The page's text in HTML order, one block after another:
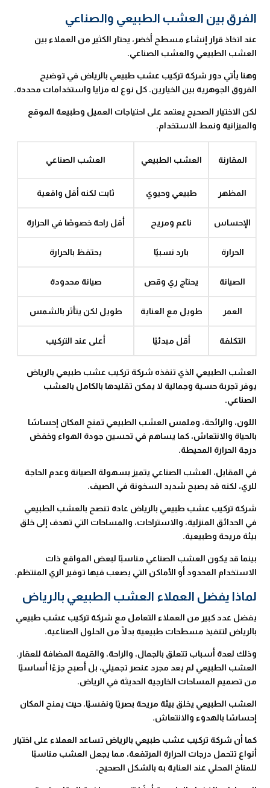
الفرق بين العشب الطبيعي والصناعي
عند اتخاذ قرار إنشاء مسطح أخضر، يحتار الكثير من العملاء بين
العشب الطبيعي والعشب الصناعي.
وهنا يأتي دور شركة تركيب عشب طبيعي بالرياض في توضيح
الفروق الجوهرية بين الخيارين. كل نوع له مزايا واستخدامات محددة.
لكن الاختيار الصحيح يعتمد على احتياجات العميل وطبيعة الموقع
والميزانية ونمط الاستخدام.
المقارنة العشب الطبيعي العشب الصناعي
المظهر طبيعي وحيوي ثابت لكنه أقل واقعية
الإحساس ناعم ومريح أقل راحة خصوصًا في الحرارة
الحرارة بارد نسبيًا يحتفظ بالحرارة
الصيانة يحتاج ري وقص صيانة محدودة
العمر طويل مع العناية طويل لكن يتأثر بالشمس
التكلفة أقل مبدئيًا أعلى عند التركيب
العشب الطبيعي الذي تنفذه شركة تركيب عشب طبيعي بالرياض
يوفر تجربة حسية وجمالية لا يمكن تقليدها بالكامل بالعشب
الصناعي.
اللون، والرائحة، وملمس العشب الطبيعي تمنح المكان إحساسًا
بالحياة والانتعاش، كما يساهم في تحسين جودة الهواء وخفض
درجة الحرارة المحيطة.
في المقابل، العشب الصناعي يتميز بسهولة الصيانة وعدم الحاجة
للري، لكنه قد يصبح شديد السخونة في الصيف.
شركة تركيب عشب طبيعي بالرياض عادة تنصح بالعشب الطبيعي
في الحدائق المنزلية، والاستراحات، والمساحات التي تهدف إلى خلق
بيئة مريحة وطبيعية.
بينما قد يكون العشب الصناعي مناسبًا لبعض المواقع ذات
الاستخدام المحدود أو الأماكن التي يصعب فيها توفير الري المنتظم.
لماذا يفضل العملاء العشب الطبيعي بالرياض
يفضل عدد كبير من العملاء التعامل مع شركة تركيب عشب طبيعي
بالرياض لتنفيذ مسطحات طبيعية بدلًا من الحلول الصناعية.
وذلك لعدة أسباب تتعلق بالجمال، والراحة، والقيمة المضافة للعقار.
العشب الطبيعي لم يعد مجرد عنصر تجميلي، بل أصبح جزءًا أساسيًا
من تصميم المساحات الخارجية الحديثة في الرياض.
العشب الطبيعي يخلق بيئة مريحة بصريًا ونفسيًا، حيث يمنح المكان
إحساسًا بالهدوء والانتعاش.
كما أن شركة تركيب عشب طبيعي بالرياض تساعد العملاء على اختيار
أنواع تتحمل درجات الحرارة المرتفعة، مما يجعل العشب مناسبًا
للمناخ المحلي عند العناية به بالشكل الصحيح.